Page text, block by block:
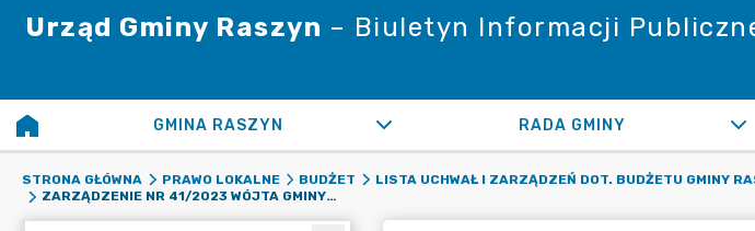
Urząd Gminy Raszyn – Biuletyn Informacji
GMINA RASZYN RADA GMINY
STRONA GŁÓWNA PRAWO LOKALNE BUDŻET
LISTA UCHWAŁ I ZARZĄDZEŃ DOT. BUDŻETU GMINY
ZARZĄDZENIE NR 41/2023 WÓJTA GMINY RASZYN Z DNIA 16 LUTEGO 2023 R. W SPRAWIE ZMIAN W BUDŻECIE GMINY NA ROK 2023